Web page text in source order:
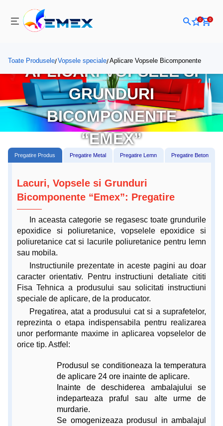
0 0
Toate Produsele/Vopsele speciale/Aplicare Vopsele Bicomponente
APLICARI VOPSELE SI
GRUNDURI
BICOMPONENTE
“EMEX”
Pregatire Produs Pregatire Metal Pregatire Lemn Pregatire Beton
Lacuri, Vopsele si Grunduri
Bicomponente “Emex”: Pregatire
In aceasta categorie se regasesc toate grundurile
epoxidice si poliuretanice, vopselele epoxidice si
poliuretanice cat si lacurile poliuretanice pentru lemn
sau mobila.
Instructiunile prezentate in aceste pagini au doar
caracter orientativ. Pentru instructiuni detaliate cititi
Fisa Tehnica a produsului sau solicitati instructiuni
speciale de aplicare, de la producator.
Pregatirea, atat a produsului cat si a suprafetelor,
reprezinta o etapa indispensabila pentru realizarea
unor performante maxime in aplicarea vopselelor de
orice tip. Astfel:
Produsul se conditioneaza la temperatura
de aplicare 24 ore inainte de aplicare.
Inainte de deschiderea ambalajului se
indeparteaza praful sau alte urme de
murdarie.
Se omogenizeaza produsul in ambalajul